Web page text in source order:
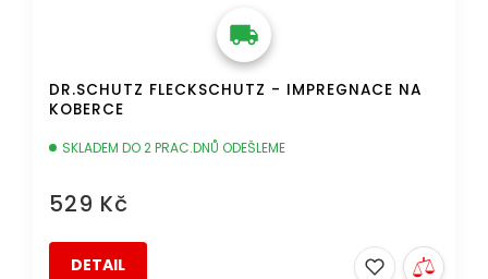
DR.SCHUTZ FLECKSCHUTZ - IMPREGNACE NA
KOBERCE
SKLADEM DO 2 PRAC.DNŮ ODEŠLEME
529 Kč
DETAIL